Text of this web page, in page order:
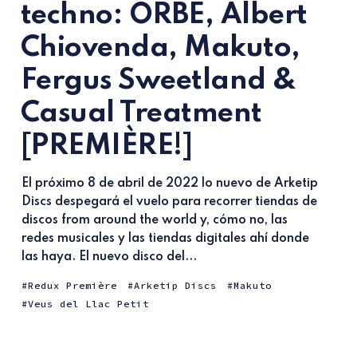
techno: ORBE, Albert
Chiovenda, Makuto,
Fergus Sweetland &
Casual Treatment
[PREMIÈRE!]
El próximo 8 de abril de 2022 lo nuevo de Arketip
Discs despegará el vuelo para recorrer tiendas de
discos from around the world y, cómo no, las
redes musicales y las tiendas digitales ahí donde
las haya. El nuevo disco del...
Redux Première Arketip Discs
Makuto
Veus del Llac Petit